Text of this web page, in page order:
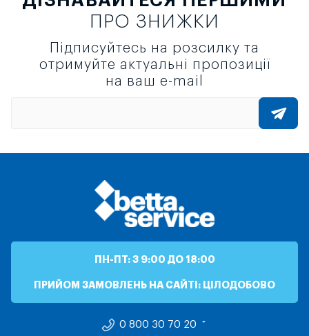
ПРО ЗНИЖКИ
Підписуйтесь на розсилку та
отримуйте актуальні пропозиції
на ваш e-mail
ПН-ПТ: З 9:00 ДО 18:00
ПРИЙОМ ЗАМОВЛЕНЬ НА САЙТІ: ЦІЛОДОБОВО
0 800 30 70 20